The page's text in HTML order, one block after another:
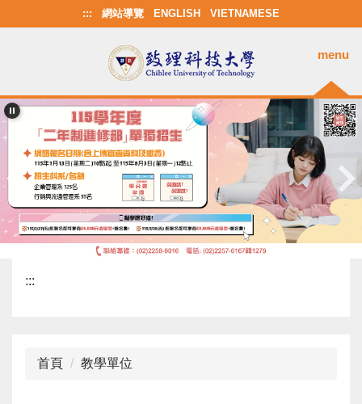
到
容
::: 網站導覽 ENGLISH VIETNAMESE
menu
:::
首頁 教學單位